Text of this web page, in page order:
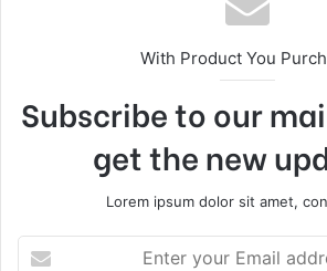
With Product You
Subscribe to our
get the new
Lorem ipsum dolor sit amet,